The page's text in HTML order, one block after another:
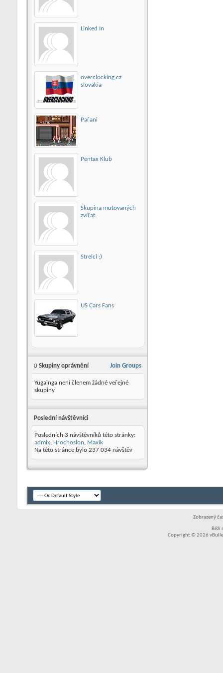
Linked In
overclocking.cz
slovakia
Pařani
Pentax Klub
Skupina mutovaných
zvířat.
Strelci ;)
US Cars Fans
Join Groups
0 Skupiny oprávnění
Yugainga není členem žádné veřejné
skupiny
Poslední návštěvníci
Posledních 3 návštěvníků této stránky:
admix, Hrochoslon, Maxik
Na této stránce bylo 237 034 návštěv
Zobrazený
Běží
Copyright © 2026